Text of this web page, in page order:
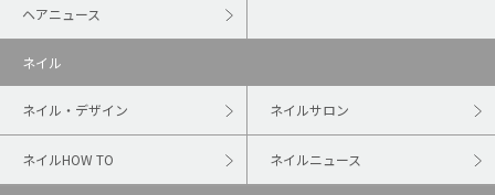
ヘアニュース
ネイル
ネイル・デザイン ネイルサロン
ネイルHOW TO ネイルニュース